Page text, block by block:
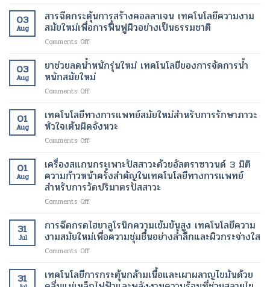
ดี
ขึ้น
ร่าง
และ
โดย
ไม่
ต้อง
ฟื้นฟู
เนื้อเยื่อ
ให้
กลับ
ตาม
ปกติ
อีก
เทคโนโลยี
ทางการ
แพทย์
สมัย
นาโน
ไข
มัน
ขนาด
ระดับ
นาโน
วงการ
เพื่อ
ร้าย
แรง
03
Aug
สารฉีดกระตุ้นการสร้างคอลลาเจน เทคโนโลยีความงาม
สมัยใหม่เพื่อการฟื้นฟูผิวอย่างเป็นธรรมชาติ
Comments Offon
ฉีด
กระตุ้น
การ
สร้าง
ล
ลา
งาม
สมัย
ใหม่
ผิว
อย่าง
เป็น
03
Aug
ยาช่วยลดน้ำหนักรุ่นใหม่ เทคโนโลยีของการจัดการน้ำ
หนักสมัยใหม่
Comments Offon
ช่วย
ลด
น้ำ
หนัก
ใหม่
เทคโนโลยี
ของ
การ
จัดการ
หนัก
สมัย
01
Aug
เทคโนโลยีทางการแพทย์สมัยใหม่สำหรับการรักษาภาวะ
หัวใจเต้นผิดจังหวะ
Comments Offon
ทางการ
แพทย์
สมัย
ใหม่
สำหรับ
รักษา
ภาวะ
หัวใจ
เต้น
จังหวะ
01
Aug
เครื่องสแกนกระเพาะปัสสาวะด้วยอัลตราซาวนด์ 3 มิติ
ความก้าวหน้าครั้งสำคัญในเทคโนโลยีทางการแพทย์
สำหรับการวัดปริมาตรปัสสาวะ
Comments Offon
สแกน
กระเพาะ
ปัสสาวะ
ด้วย
ซา
วนด์
31
Jul
การฉีดกรดไฮยาลูโรนิกความเข้มข้นสูง เทคโนโลยีความ
งามสมัยใหม่เพื่อความชุ่มชื้นอย่างล้ำลึกและผิวกระจ่างใส
Comments Offon
ฉีด
กรด
31 เทคโนโลยีการกระตุ้นกล้ามเนื้อและเผาผลาญไขมันด้วย